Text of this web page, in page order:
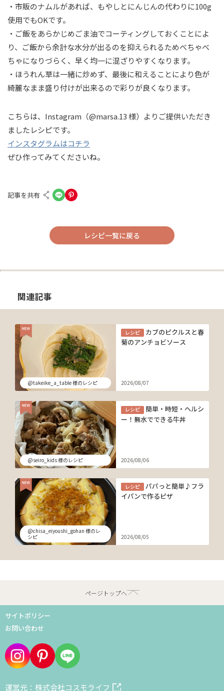
・市販のナムルがあれば、もやしとにんじんの代わりに100g
使用でもOKです。
・ご飯をあらかじめごま油でコーティングしておくことによ
り、ご飯から余計な水分が出るのを抑えられるためべちゃべ
ちゃになりづらく、早く均一に混ざりやすくなります。
・ほうれん草は一緒に炒めず、最後に和えることにより色が
綺麗なまま盛り付けが出来るので彩りが良くなります。
こちらは、Instagram（@marsa.13 様）よりご提供いただき
ましたレシピです。
インスタグラムはコチラ
ぜひ作ってみてくださいね。
記事を共有
レシピ一覧に戻る
関連記事
@takeike_a_table 様のレシピ
レシピ
カブのピクルスと春
菊のアンチョビソース
2026/08/07
@seiro_kids 様のレシピ
レシピ
簡単・時短・ヘルシ
ー！無水でできる牛丼
2026/08/06
@chisa_eiyoushi_gohan 様のレ
シピ
レシピ
パパっと簡単♪フラ
イパンで作るピザ
2026/08/05
ページトップへ
サイトポリシー
お問い合わせ
運営元：株式会社コスモライフ